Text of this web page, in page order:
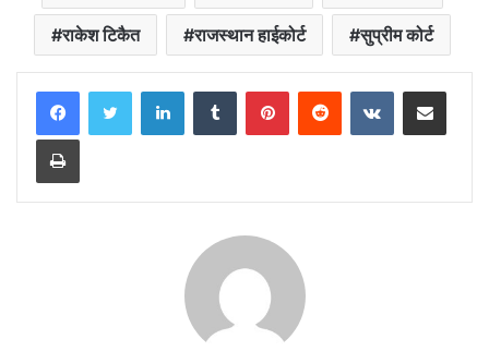
राकेश टिकैत राजस्थान हाईकोर्ट सुप्रीम कोर्ट
LinkedInTumblr PinterestReddit VKontakteShare via Email
Print